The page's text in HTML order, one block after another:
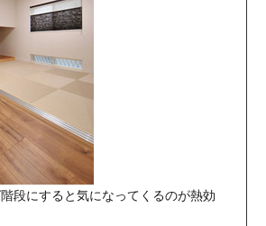
段にすると気になってくるのが熱効